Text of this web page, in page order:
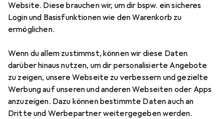
Website. Diese brauchen wir, um dir bspw. ein sicheres
Login und Basisfunktionen wie den Warenkorb zu
ermöglichen.
Wenn du allem zustimmst, können wir diese Daten
darüber hinaus nutzen, um dir personalisierte Angebote
zu zeigen, unsere Webseite zu verbessern und gezielte
Werbung auf unseren und anderen Webseiten oder Apps
anzuzeigen. Dazu können bestimmte Daten auch an
Dritte und Werbepartner weitergegeben werden.
Lapp
ÖLFLEX110CYBLACK06/1kVSteuerleit
ung
100 m
Preis in EUR inkl. MwSt.
EUR
351,59
Bewertungen